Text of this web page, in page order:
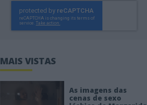
MAIS VISTAS
As imagens das
cenas de sexo